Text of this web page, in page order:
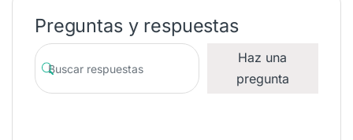
Preguntas y respuestas
Haz una
pregunta